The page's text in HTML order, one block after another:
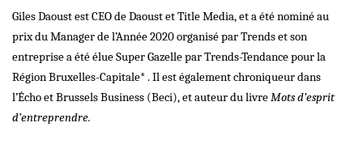
Giles Daoust est CEO de Daoust et Title Media, et a été nominé au
prix du Manager de l’Année 2020 organisé par Trends et son
entreprise a été élue Super Gazelle par Trends-Tendance pour la
Région Bruxelles-Capitale* . Il est également chroniqueur dans
l’Écho et Brussels Business (Beci), et auteur du livreMots d’esprit
d’entreprendre.